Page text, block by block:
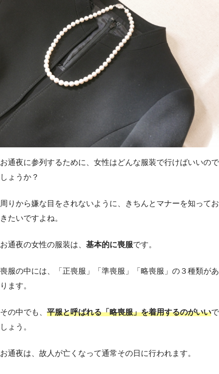
お通夜に参列するために、女性はどんな服装で行けばいいので
しょうか？
周りから嫌な目をされないように、きちんとマナーを知ってお
きたいですよね。
お通夜の女性の服装は、 基本的に喪服です。
喪服の中には、「正喪服」「準喪服」「略喪服」の３種類があ
ります。
その中でも、 平服と呼ばれる「略喪服」を着用するのがいいで
しょう。
お通夜は、故人が亡くなって通常その日に行われます。